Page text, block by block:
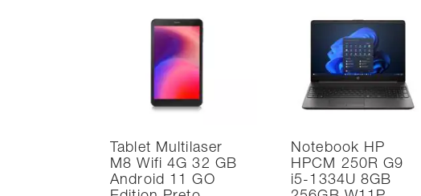
Tablet Multilaser
M8 Wifi 4G 32 GB
Android 11 GO
Notebook HP
HPCM 250R G9
i5-1334U 8GB